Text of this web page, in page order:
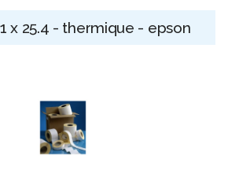
x 25.4 - thermique - epson